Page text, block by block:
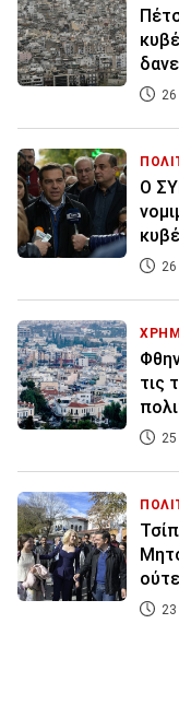
Ο
τις